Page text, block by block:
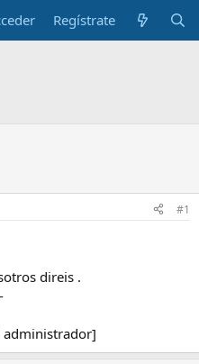
Regístrate
#1
direis .